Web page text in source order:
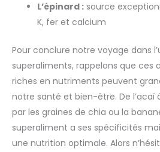
L’épinard : source
K, fer et calcium
Pour conclure notre voyage dans
superaliments, rappelons que ces
riches en nutriments peuvent
notre santé et bien-être. De l’acaï
par les graines de chia ou la
superaliment a ses spécificités
une nutrition optimale. Alors